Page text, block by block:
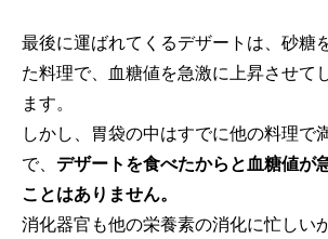
最後に運ばれてくるデザートは、砂糖
た料理で、血糖値を急激に上昇させて
ます。
しかし、胃袋の中はすでに他の料理で
で、 デザートを食べたからと血糖値が
ことはありません。
消化器官も他の栄養素の消化に忙しい